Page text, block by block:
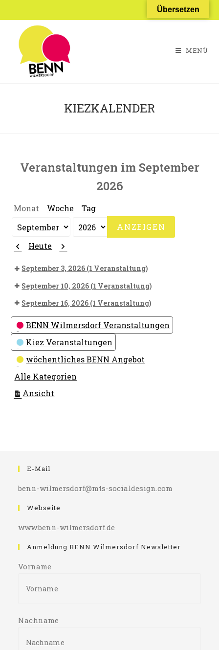
Inhalt
springen
MENÜ
KIEZKALENDER
Veranstaltungen im September
2026
Monat Woche Tag
Monat
Jahr
Zurück
Heute Weiter
September 3, 2026 (1 Veranstaltung)
September 10, 2026 (1 Veranstaltung)
September 16, 2026 (1 Veranstaltung)
Kategorien
BENN Wilmersdorf Veranstaltungen
Kiez Veranstaltungen
wöchentliches BENN Angebot
Alle Kategorien
Ansicht
E-Mail
benn-wilmersdorf@mts-socialdesign.com
Webseite
www.benn-wilmersdorf.de
Anmeldung BENN Wilmersdorf Newsletter
Vorname
Nachname
Übersetzen